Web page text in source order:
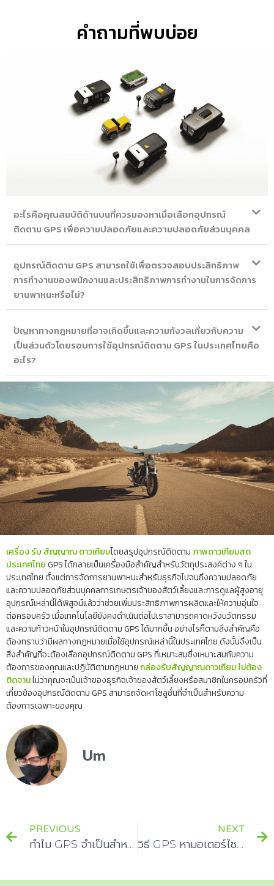
คำถามที่พบบ่อย
อะไรคือคุณสมบัติด้านบนที่ควรมองหาเมื่อเลือกอุปกรณ์
ติดตาม GPS เพื่อความปลอดภัยและความปลอดภัยส่วนบุคคล
อุปกรณ์ติดตาม GPS สามารถใช้เพื่อตรวจสอบประสิทธิภาพ
การทำงานของพนักงานและประสิทธิภาพการทำงานในการจัดการ
ยานพาหนะหรือไม่?
ปัญหาทางกฎหมายที่อาจเกิดขึ้นและความกังวลเกี่ยวกับความ
เป็นส่วนตัวโดยรอบการใช้อุปกรณ์ติดตาม GPS ในประเทศไทยคือ
อะไร?
เครื่อง รับ สัญญาณ ดาวเทียมโดยสรุปอุปกรณ์ติดตาม ภาพดาวเทียมสด
ประเทศไทยGPS ได้กลายเป็นเครื่องมือสำคัญสำหรับวัตถุประสงค์ต่าง ๆ ใน
ประเทศไทย ตั้งแต่การจัดการยานพาหนะสำหรับธุรกิจไปจนถึงความปลอดภัย
และความปลอดภัยส่วนบุคคลการเกษตรเจ้าของสัตว์เลี้ยงและการดูแลผู้สูงอายุ
อุปกรณ์เหล่านี้ได้พิสูจน์แล้วว่าช่วยเพิ่มประสิทธิภาพการผลิตและให้ความอุ่นใจ
ต่อครอบครัว เมื่อเทคโนโลยียังคงดำเนินต่อไปเราสามารถคาดหวังนวัตกรรม
และความก้าวหน้าในอุปกรณ์ติดตาม GPS ได้มากขึ้น อย่างไรก็ตามสิ่งสำคัญคือ
ต้องทราบว่ามีผลทางกฎหมายเมื่อใช้อุปกรณ์เหล่านี้ในประเทศไทย ดังนั้นจึงเป็น
สิ่งสำคัญที่จะต้องเลือกอุปกรณ์ติดตาม GPS ที่เหมาะสมซึ่งเหมาะสมกับความ
ต้องการของคุณและปฏิบัติตามกฎหมายกล่องรับสัญญาณดาวเทียม ไม่ต้อง
ติดจานไม่ว่าคุณจะเป็นเจ้าของธุรกิจเจ้าของสัตว์เลี้ยงหรือสมาชิกในครอบครัวที่
เกี่ยวข้องอุปกรณ์ติดตาม GPS สามารถจัดหาโซลูชั่นที่จำเป็นสำหรับความ
ต้องการเฉพาะของคุณ
Um
PREVIOUS
ทำไม GPS จำเป็นสำหรับการตรวจสอบความเร็ว
NEXT
วิธี GPS หามอเตอร์ไซค์ได้ เมื่อผู้เริ่มต้นไม่ทำงาน